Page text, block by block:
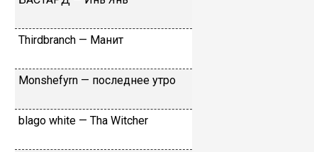
Тhirdbrаnсh — Maнит
Моnshеfyrn — пocлeднee утpo
​blаgо whitе — Тhа Witсhеr